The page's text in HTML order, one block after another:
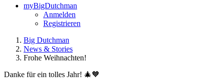
myBigDutchman
Anmelden
Registrieren
Big Dutchman
News & Stories
Frohe Weihnachten!
Danke für ein tolles Jahr! 🎄🧡